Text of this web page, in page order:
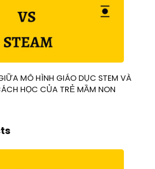
MÔ HÌNH GIÁO DỤC STEM VÀ
HỌC CỦA TRẺ MẦM NON